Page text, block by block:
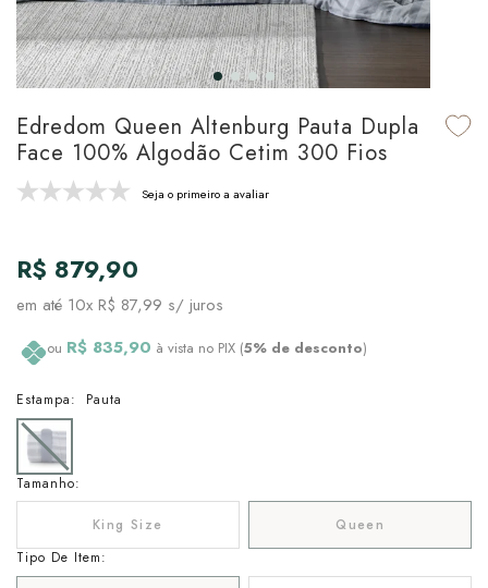
em Marcas
em Tapetes
de Colchão & Travesseiro
& Sobre-Lençol Avulso
& Manta para Cama
Edredom & Duvet
Prato & Copa
de Cozinha
em Mesa & Cozinha
em Banho
Edredom Queen Altenburg Pauta Dupla
Face 100% Algodão Cetim 300 Fios
Seja o primeiro a avaliar
R$ 879,90
em até 10x R$ 87,99 s/ juros
ou R$ 835,90 à vista no PIX (5% de desconto)
Tipo De Item:
Tamanho:
King Size Queen
Estampa: Pauta